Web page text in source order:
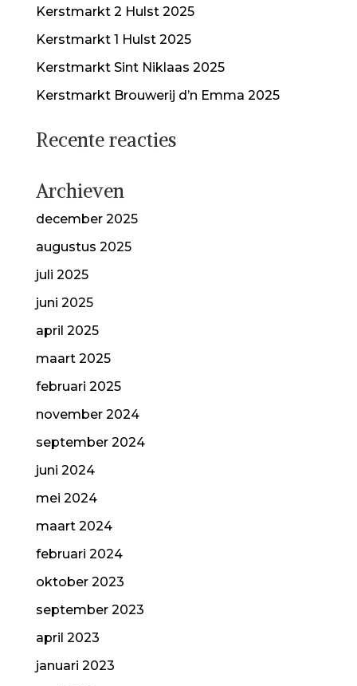
Kerstmarkt 2 Hulst 2025
Kerstmarkt 1 Hulst 2025
Kerstmarkt Sint Niklaas 2025
Kerstmarkt Brouwerij d’n Emma 2025
Recente reacties
Archieven
december 2025
augustus 2025
juli 2025
juni 2025
april 2025
maart 2025
februari 2025
november 2024
september 2024
juni 2024
mei 2024
maart 2024
februari 2024
oktober 2023
september 2023
april 2023
januari 2023